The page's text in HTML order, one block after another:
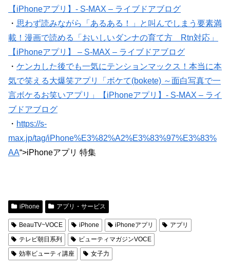
【iPhoneアプリ】- S-MAX – ライブドアブログ
・ 思わず読みながら「あるある！」と叫んでしまう要素満
載！漫画で読める「おいしいダンナの育て方 Rtn対応」
【iPhoneアプリ】 – S-MAX – ライブドアブログ
・ ケンカした後でも一気にテンションマックス！本当に本
気で笑える大爆笑アプリ「ボケて(bokete) ～面白写真で一
言ボケるお笑いアプリ」【iPhoneアプリ】- S-MAX – ライ
ブドアブログ
・ https://s-
max.jp/tag/iPhone%E3%82%A2%E3%83%97%E3%83%
AA“>iPhoneアプリ 特集
iPhone アプリ・サービス
BeauTV~VOCE iPhone iPhoneアプリ
アプリ
テレビ朝日系列
ビューティマガジンVOCE
効率ビューティ講座
女子力